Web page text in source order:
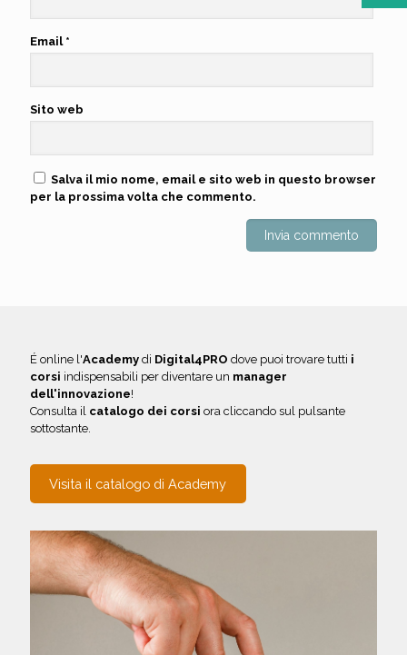
Email *
Sito web
Salva il mio nome, email e sito web in questo browser
per la prossima volta che commento.
É online l'Academy di Digital4PRO dove puoi trovare tutti i
corsi indispensabili per diventare un manager
dell'innovazione!
Consulta il catalogo dei corsi ora cliccando sul pulsante
sottostante.
Visita il catalogo di Academy